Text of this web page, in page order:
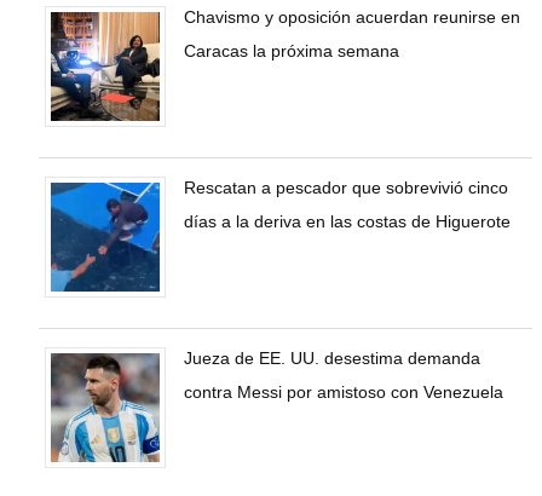
Chavismo y oposición acuerdan reunirse en
Caracas la próxima semana
Rescatan a pescador que sobrevivió cinco
días a la deriva en las costas de Higuerote
Jueza de EE. UU. desestima demanda
contra Messi por amistoso con Venezuela